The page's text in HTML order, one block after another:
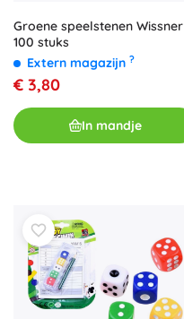
Groene speelstenen Wissner
100 stuks
Extern magazijn ?
€ 3,80
In mandje